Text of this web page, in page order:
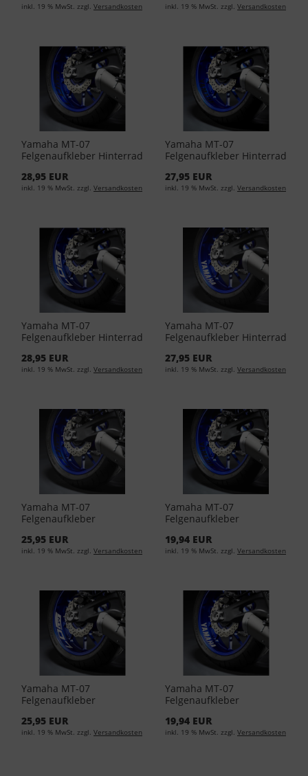
inkl. 19 % MwSt. zzgl. Versandkosten inkl. 19 % MwSt. zzgl. Versandkosten
Yamaha MT-07
Felgenaufkleber Hinterrad
28,95 EUR
inkl. 19 % MwSt. zzgl. Versandkosten
Yamaha MT-07
Felgenaufkleber Hinterrad
01
27,95 EUR
inkl. 19 % MwSt. zzgl. Versandkosten
Yamaha MT-07
Felgenaufkleber Hinterrad
28,95 EUR
inkl. 19 % MwSt. zzgl. Versandkosten
Yamaha MT-07
Felgenaufkleber Hinterrad
27,95 EUR
inkl. 19 % MwSt. zzgl. Versandkosten
Yamaha MT-07
Felgenaufkleber
FBFE7-00-00
25,95 EUR
inkl. 19 % MwSt. zzgl. Versandkosten
Yamaha MT-07
Felgenaufkleber
FSGEN-10-00
19,94 EUR
inkl. 19 % MwSt. zzgl. Versandkosten
Yamaha MT-07
Felgenaufkleber
FBFE7-00-01
25,95 EUR
inkl. 19 % MwSt. zzgl. Versandkosten
Yamaha MT-07
Felgenaufkleber
FSGEN-10-01
19,94 EUR
inkl. 19 % MwSt. zzgl. Versandkosten